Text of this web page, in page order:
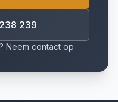
239
Neem contact op